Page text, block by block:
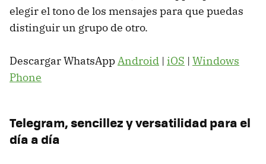
elegir el tono de los mensajes para que puedas
distinguir un grupo de otro.
Descargar WhatsAppAndroid | iOS | Windows
Phone
Telegram, sencillez y versatilidad para el
día a día